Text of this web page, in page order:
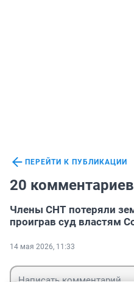
ПЕРЕЙТИ К ПУБЛИКАЦИИ
20
Члены СНТ потеряли
проиграв суд властям
14 мая 2026, 11:33